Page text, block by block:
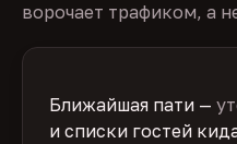
ворочает трафиком, а
Ближайшая пати —
и списки гостей